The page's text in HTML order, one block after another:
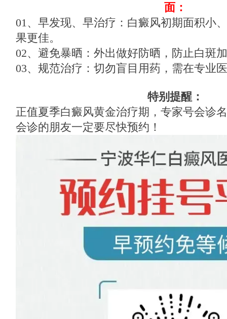
面：
01、早发现、早治疗：白癜风初期面积小
果更佳。
02、避免暴晒：外出做好防晒，防止白斑
03、规范治疗：切勿盲目用药，需在专业
特别提醒：
正值夏季白癜风黄金治疗期，专家号会诊
会诊的朋友一定要尽快预约！